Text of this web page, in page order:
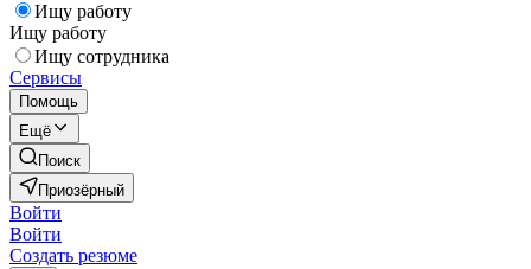
Ищу работу
Ищу работу
Ищу сотрудника
Сервисы
Помощь
Ещё
Поиск
Приозёрный
Войти
Войти
Создать резюме